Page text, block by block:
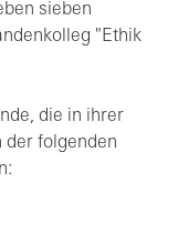
sieben
"Ethik
die in ihrer
der folgenden